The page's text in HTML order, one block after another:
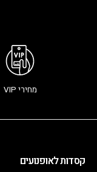
מחירי VIP
קסדות לאופנועים